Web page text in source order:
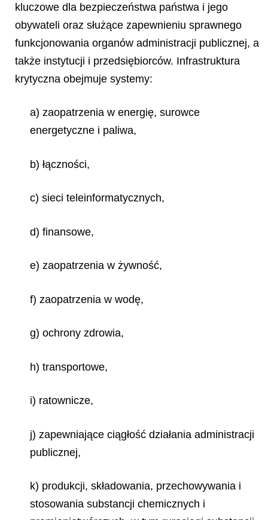
kluczowe dla bezpieczeństwa państwa i jego
obywateli oraz służące zapewnieniu sprawnego
funkcjonowania organów administracji publicznej, a
także instytucji i przedsiębiorców. Infrastruktura
krytyczna obejmuje systemy:
a) zaopatrzenia w energię, surowce
energetyczne i paliwa,
b) łączności,
c) sieci teleinformatycznych,
d) finansowe,
e) zaopatrzenia w żywność,
f) zaopatrzenia w wodę,
g) ochrony zdrowia,
h) transportowe,
i) ratownicze,
j) zapewniające ciągłość działania administracji
publicznej,
k) produkcji, składowania, przechowywania i
stosowania substancji chemicznych i